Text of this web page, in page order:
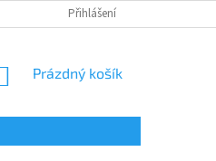
Přihlášení
NÁKUPNÍ
Prázdný košík